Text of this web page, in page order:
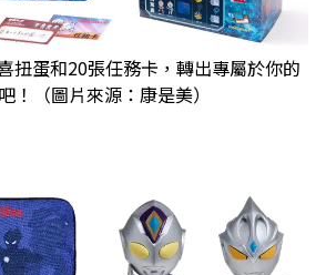
扭蛋和20張任務卡，轉出專屬於你的
！（圖片來源：康是美）